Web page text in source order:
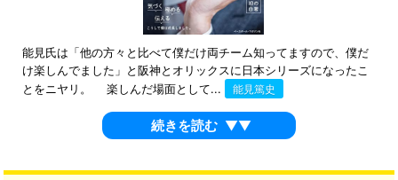
能見氏は「他の方々と比べて僕だけ両チーム知ってますので、僕だ
け楽しんでました」と阪神とオリックスに日本シリーズになったこ
とをニヤリ。 楽しんだ場面として...
能見篤史
続きを読む ▼▼